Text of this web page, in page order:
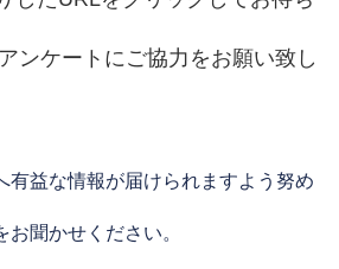
ンケートにご協力をお願い致し
有益な情報が届けられますよう努め
聞かせください。